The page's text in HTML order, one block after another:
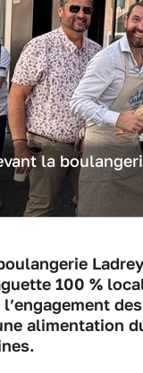
la
100 %
l’engagement
alimentation